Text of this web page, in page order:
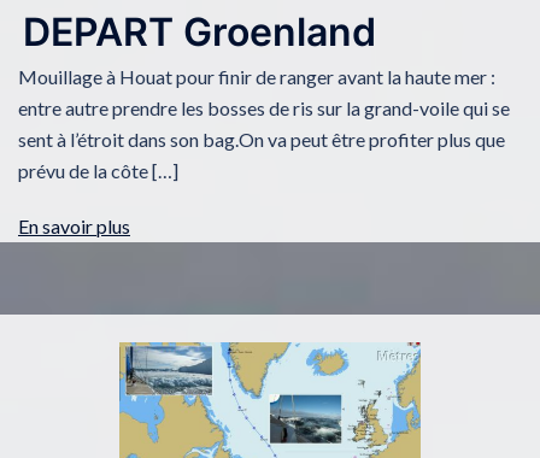
DEPART Groenland
Mouillage à Houat pour finir de ranger avant la haute mer :
entre autre prendre les bosses de ris sur la grand-voile qui se
sent à l’étroit dans son bag.On va peut être profiter plus que
prévu de la côte […]
En savoir plus